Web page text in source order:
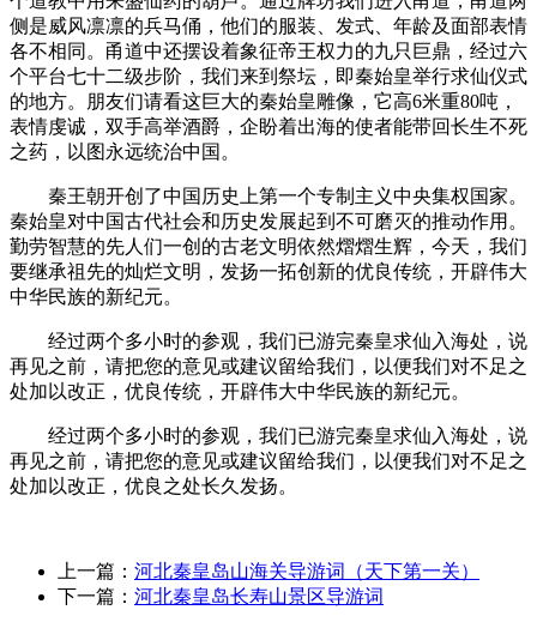
侧是威风凛凛的兵马俑，他们的服装、发式、年龄及面部表情
各不相同。甬道中还摆设着象征帝王权力的九只巨鼎，经过六
个平台七十二级步阶，我们来到祭坛，即秦始皇举行求仙仪式
的地方。朋友们请看这巨大的秦始皇雕像，它高6米重80吨，
表情虔诚，双手高举酒爵，企盼着出海的使者能带回长生不死
之药，以图永远统治中国。
秦王朝开创了中国历史上第一个专制主义中央集权国家。
秦始皇对中国古代社会和历史发展起到不可磨灭的推动作用。
勤劳智慧的先人们一创的古老文明依然熠熠生辉，今天，我们
要继承祖先的灿烂文明，发扬一拓创新的优良传统，开辟伟大
中华民族的新纪元。
经过两个多小时的参观，我们已游完秦皇求仙入海处，说
再见之前，请把您的意见或建议留给我们，以便我们对不足之
处加以改正，优良传统，开辟伟大中华民族的新纪元。
经过两个多小时的参观，我们已游完秦皇求仙入海处，说
再见之前，请把您的意见或建议留给我们，以便我们对不足之
处加以改正，优良之处长久发扬。
上一篇： 河北秦皇岛山海关导游词（天下第一关）
下一篇： 河北秦皇岛长寿山景区导游词